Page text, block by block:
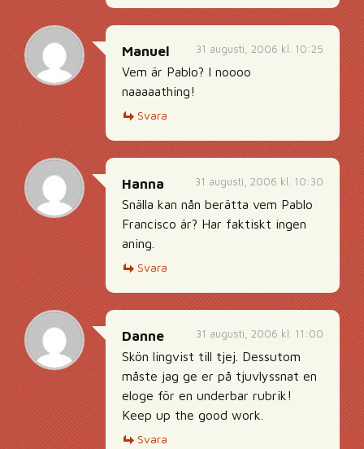
31 augusti, 2006 kl. 10:25
Manuel
Vem är Pablo? I noooo
naaaaathing!
Svara
31 augusti, 2006 kl. 10:30
Hanna
Snälla kan nån berätta vem Pablo
Francisco är? Har faktiskt ingen
aning.
Svara
31 augusti, 2006 kl. 11:00
Danne
Skön lingvist till tjej. Dessutom
måste jag ge er på tjuvlyssnat en
eloge för en underbar rubrik!
Keep up the good work.
Svara